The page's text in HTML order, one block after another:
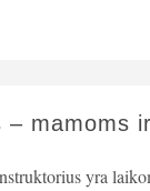
– mamoms
yra